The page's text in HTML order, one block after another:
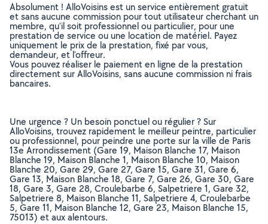
Absolument ! AlloVoisins est un service entièrement gratuit
et sans aucune commission pour tout utilisateur cherchant un
membre, qu’il soit professionnel ou particulier, pour une
prestation de service ou une location de matériel. Payez
uniquement le prix de la prestation, fixé par vous,
demandeur, et l’offreur.
Vous pouvez réaliser le paiement en ligne de la prestation
directement sur AlloVoisins, sans aucune commission ni frais
bancaires.
Une urgence ? Un besoin ponctuel ou régulier ? Sur
AlloVoisins, trouvez rapidement le meilleur peintre, particulier
ou professionnel, pour peindre une porte sur la ville de Paris
13e Arrondissement (Gare 19, Maison Blanche 17, Maison
Blanche 19, Maison Blanche 1, Maison Blanche 10, Maison
Blanche 20, Gare 29, Gare 27, Gare 15, Gare 31, Gare 6,
Gare 13, Maison Blanche 18, Gare 7, Gare 26, Gare 30, Gare
18, Gare 3, Gare 28, Croulebarbe 6, Salpetriere 1, Gare 32,
Salpetriere 8, Maison Blanche 11, Salpetriere 4, Croulebarbe
5, Gare 11, Maison Blanche 12, Gare 23, Maison Blanche 15,
75013) et aux alentours.